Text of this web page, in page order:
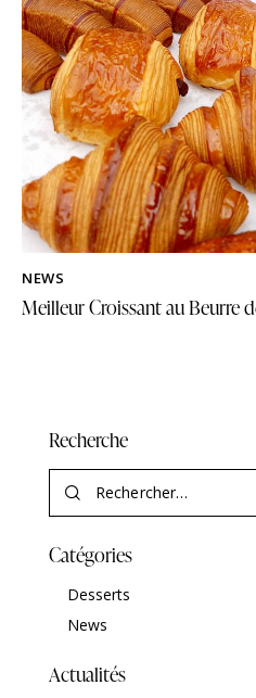
NEWS
Meilleur Croissant au Beurre
Recherche
Catégories
Desserts
News
Actualités